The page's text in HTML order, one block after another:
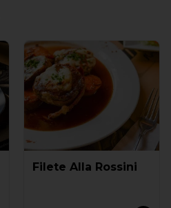
Filete Alla Rossini